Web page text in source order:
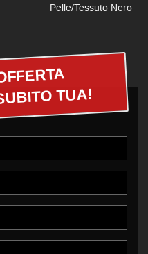
Pelle/Tessuto Nero
TUA!